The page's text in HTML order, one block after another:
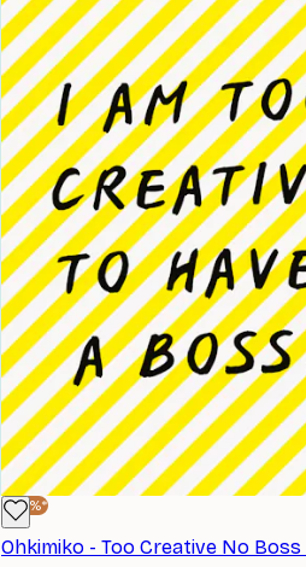
-40%*
Ohkimiko - Too Creative No